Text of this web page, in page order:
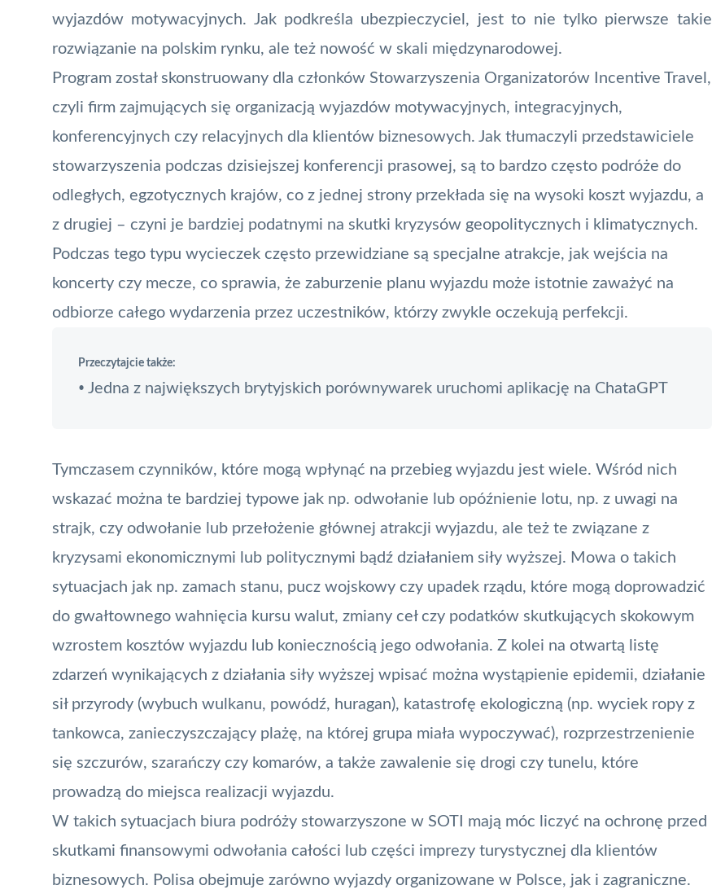
wyjazdów motywacyjnych. Jak podkreśla ubezpieczyciel, jest to nie tylko pierwsze takie
rozwiązanie na polskim rynku, ale też nowość w skali międzynarodowej.
Program został skonstruowany dla członków Stowarzyszenia Organizatorów Incentive Travel,
czyli firm zajmujących się organizacją wyjazdów motywacyjnych, integracyjnych,
konferencyjnych czy relacyjnych dla klientów biznesowych. Jak tłumaczyli przedstawiciele
stowarzyszenia podczas dzisiejszej konferencji prasowej, są to bardzo często podróże do
odległych, egzotycznych krajów, co z jednej strony przekłada się na wysoki koszt wyjazdu, a
z drugiej – czyni je bardziej podatnymi na skutki kryzysów geopolitycznych i klimatycznych.
Podczas tego typu wycieczek często przewidziane są specjalne atrakcje, jak wejścia na
koncerty czy mecze, co sprawia, że zaburzenie planu wyjazdu może istotnie zaważyć na
odbiorze całego wydarzenia przez uczestników, którzy zwykle oczekują perfekcji.
Przeczytajcie także:
• Jedna z największych brytyjskich porównywarek uruchomi aplikację na ChataGPT
Tymczasem czynników, które mogą wpłynąć na przebieg wyjazdu jest wiele. Wśród nich
wskazać można te bardziej typowe jak np. odwołanie lub opóźnienie lotu, np. z uwagi na
strajk, czy odwołanie lub przełożenie głównej atrakcji wyjazdu, ale też te związane z
kryzysami ekonomicznymi lub politycznymi bądź działaniem siły wyższej. Mowa o takich
sytuacjach jak np. zamach stanu, pucz wojskowy czy upadek rządu, które mogą doprowadzić
do gwałtownego wahnięcia kursu walut, zmiany ceł czy podatków skutkujących skokowym
wzrostem kosztów wyjazdu lub koniecznością jego odwołania. Z kolei na otwartą listę
zdarzeń wynikających z działania siły wyższej wpisać można wystąpienie epidemii, działanie
sił przyrody (wybuch wulkanu, powódź, huragan), katastrofę ekologiczną (np. wyciek ropy z
tankowca, zanieczyszczający plażę, na której grupa miała wypoczywać), rozprzestrzenienie
się szczurów, szarańczy czy komarów, a także zawalenie się drogi czy tunelu, które
prowadzą do miejsca realizacji wyjazdu.
W takich sytuacjach biura podróży stowarzyszone w SOTI mają móc liczyć na ochronę przed
skutkami finansowymi odwołania całości lub części imprezy turystycznej dla klientów
biznesowych. Polisa obejmuje zarówno wyjazdy organizowane w Polsce, jak i zagraniczne.